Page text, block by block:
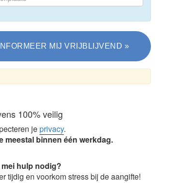
100% veilig
jeprivacy.
meestal binnen één werkdag.
hulp nodig?
tijdig en voorkom stress bij de aangifte!